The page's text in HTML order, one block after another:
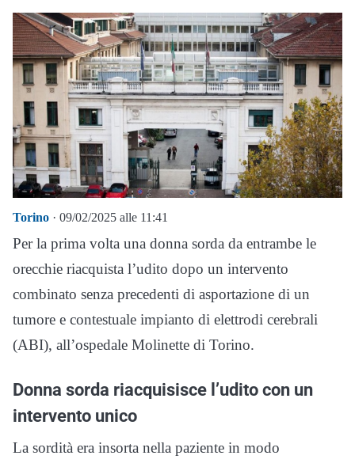
Torino · 09/02/2025 alle 11:41
Per la prima volta una donna sorda da entrambe le
orecchie riacquista l’udito dopo un intervento
combinato senza precedenti di asportazione di un
tumore e contestuale impianto di elettrodi cerebrali
(ABI), all’ospedale Molinette di Torino.
Donna sorda riacquisisce l’udito con un
intervento unico
La sordità era insorta nella paziente in modo